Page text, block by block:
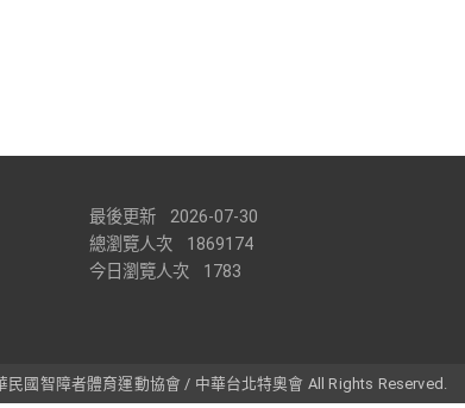
最後更新
2026-07-30
總瀏覽人次
1869174
今日瀏覽人次
1783
國智障者體育運動協會 / 中華台北特奧會 All Rights Reserved.